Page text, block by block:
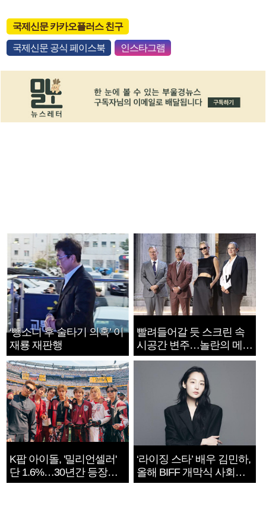
국제신문 카카오플러스 친구
국제신문 공식 페이스북 인스타그램
‘뺑소니 후 술타기 의혹’ 이
재룡 재판행
빨려들어갈 듯 스크린 속
시공간 변주…놀란의 메시
지는 ‘전쟁 속죄’
K팝 아이돌, '밀리언셀러'
단 1.6%…30년간 등장
1182개팀 전수조사
‘라이징 스타’ 배우 김민하,
올해 BIFF 개막식 사회자
확정